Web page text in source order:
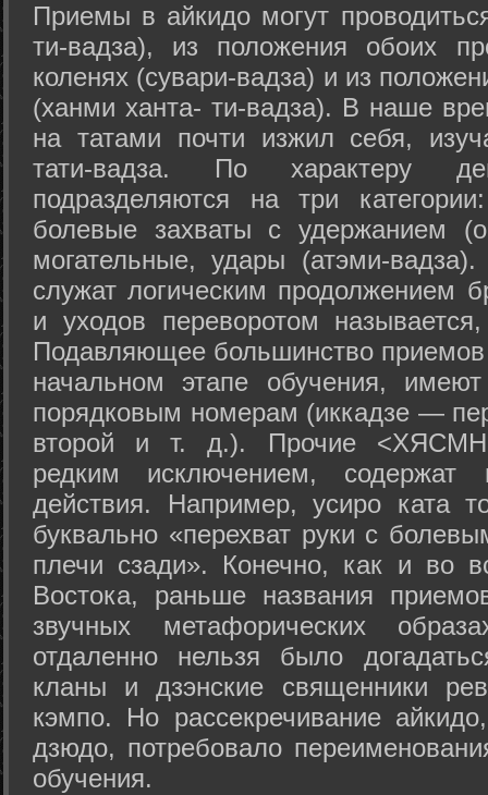
Приемы в айкидо могут
ти-вадза), из положения обоих
коленях (сувари-вадза) и из
(ханми ханта- ти-вадза). В наше
на татами почти изжил себя,
тати-вадза. По характеру
подразделяются на три
болевые захваты с удержанием
могательные, удары (атэми-
служат логическим продолжением
и уходов переворотом
Подавляющее большинство
начальном этапе обучения,
порядковым номерам (иккадзе —
второй и т. д.). Прочие
редким исключением, содержат
действия. Например, усиро ката
буквально «перехват руки с
плечи сзади». Конечно, как и во
Востока, раньше названия
звучных метафорических
отдаленно нельзя было
кланы и дзэнские священники
кэмпо. Но рассекречивание
дзюдо, потребовало
обучения.